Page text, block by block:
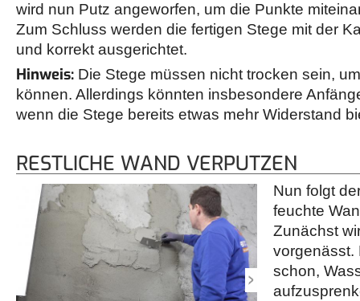
wird nun Putz angeworfen, um die Punkte
Zum Schluss werden die fertigen Stege mit der
und korrekt ausgerichtet.
Hinweis: Die Stege müssen nicht trocken sein,
können. Allerdings könnten insbesondere
wenn die Stege bereits etwas mehr Widerstand
RESTLICHE WAND VERPUTZEN
Nun folgt
feuchte
Zunächst
vorgenässt.
schon,